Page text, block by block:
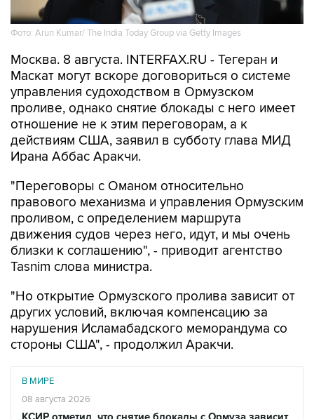
Фото: Arun Kumar/ The India Today Group via Getty Images
Москва. 8 августа. INTERFAX.RU - Тегеран и
Маскат могут вскоре договориться о системе
управления судоходством в Ормузском
проливе, однако снятие блокады с него имеет
отношение не к этим переговорам, а к
действиям США, заявил в субботу глава МИД
Ирана Аббас Аракчи.
"Переговоры с Оманом относительно
правового механизма и управления Ормузским
проливом, с определением маршрута
движения судов через него, идут, и мы очень
близки к соглашению", - приводит агентство
Tasnim слова министра.
"Но открытие Ормузского пролива зависит от
других условий, включая компенсацию за
нарушения Исламабадского меморандума со
стороны США", - продолжил Аракчи.
В МИРЕ
08 августа 2026